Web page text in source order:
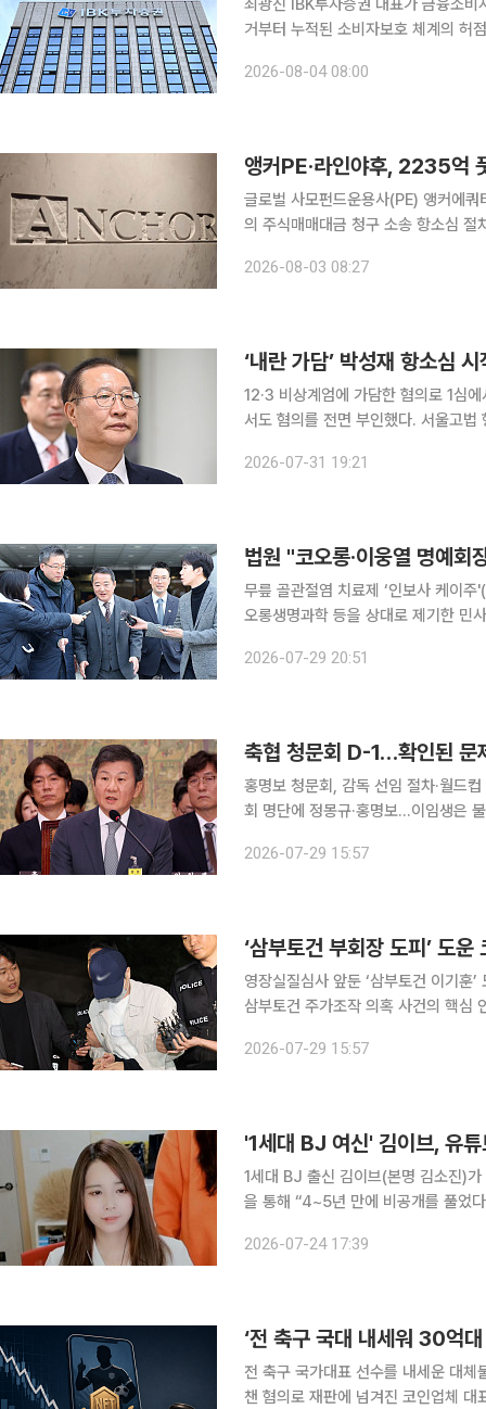
최광진 IBK투자증권 대표가 금융소
거부터 누적된 소비자보호 체계의 허
IBK투자증권이 73세 전업주부에게
2026-08-04 08:00
앵커PE·라인야후, 2235억
글로벌 사모펀드운용사(PE) 앵커에
의 주식매매대금 청구 소송 항소심 절
(SPC) 룽고엔터테인먼트가 라인야후
2026-08-03 08:27
‘내란 가담’ 박성재 항소심
12·3 비상계엄에 가담한 혐의로 1심
서도 혐의를 전면 부인했다. 서울고법 형사1부(윤성식 부장판사)는 31일 내란중요임무종사 등 혐의
간접 정황만으로 유죄를 인정했다며
2026-07-31 19:21
법원 "코오롱·이웅열 명예
무릎 골관절염 치료제 ‘인보사 케이
오롱생명과학 등을 상대로 제기한
한 환자와 유가족 등 18명이 이 명예
2026-07-29 20:51
축협 청문회 D-1…확인된 문
홍명보 청문회, 감독 선임 절차·월드
회 명단에 정몽규·홍명보…이임생은 불출석 정몽규 전 대한축구협회장과 홍명보 전
요. 그사이 상황은 크게 달라졌습니
2026-07-29 15:57
‘삼부토건 부회장 도피’ 도
영장실질심사 앞둔 ‘삼부토건 이기훈
삼부토건 주가조작 의혹 사건의 핵심
판사)는 29일 범인은닉 등 혐의로 기
2026-07-29 15:57
'1세대 BJ 여신' 김이브, 유
1세대 BJ 출신 김이브(본명 김소진)가 유튜브 활동을 시
을 통해 “4~5년 만에 비공개를 풀었다”라며 SNS 복귀
김이브는 2000년대 인터넷 방송계 4
2026-07-24 17:39
‘전 축구 국대 내세워 30억
전 축구 국가대표 선수를 내세운 대
챈 혐의로 재판에 넘겨진 코인업체 대표가 항소심에서